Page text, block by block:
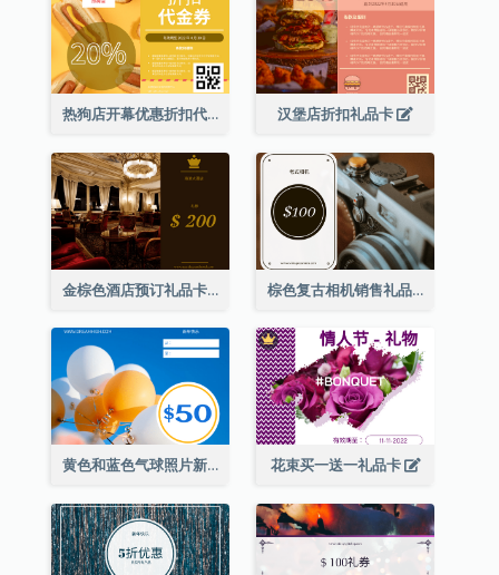
热狗店开幕优惠折扣代金券 汉堡店折扣礼品卡
金棕色酒店预订礼品卡 棕色复古相机销售礼品卡
黄色和蓝色气球照片新年礼品卡 花束买一送一礼品卡